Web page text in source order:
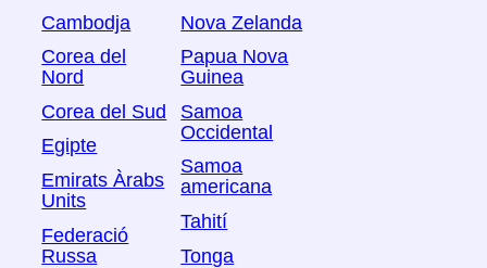
Cambodja
Corea del
Nord
Corea del Sud
Egipte
Emirats Àrabs
Units
Federació
Russa
Nova Zelanda
Papua Nova
Guinea
Samoa
Occidental
Samoa
americana
Tahití
Tonga